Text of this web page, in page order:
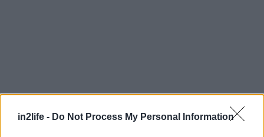
in2life - Do Not Process My Personal Information
για...